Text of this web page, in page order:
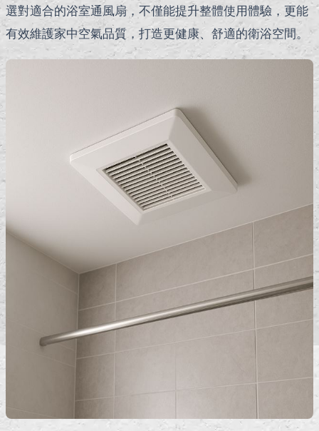
選對適合的浴室通風扇，不僅能提升整體使用體驗，更能
有效維護家中空氣品質，打造更健康、舒適的衛浴空間。